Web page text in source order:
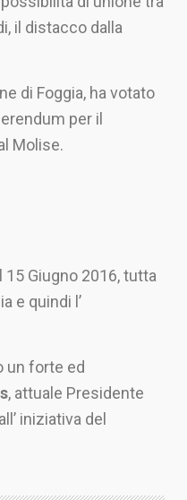
il distacco dalla
di Foggia, ha votato
per il
Molise.
Giugno 2016, tutta
e quindi l’
un forte ed
, attuale Presidente
iniziativa del